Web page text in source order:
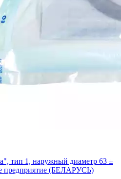
тип 1, наружный диаметр 63 ±
предприятие (БЕЛАРУСЬ)